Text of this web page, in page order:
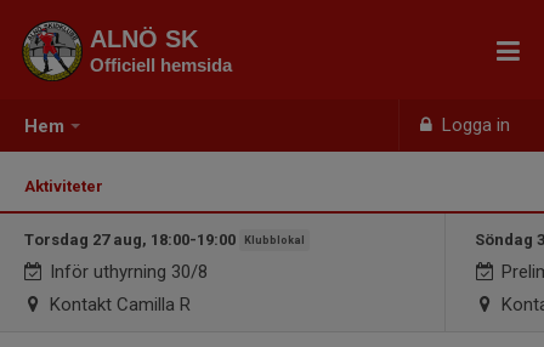
Hem Logga in
ALNÖ SK
Officiell hemsida
Aktiviteter
Torsdag 27 aug, 18:00-19:00 Klubblokal
Inför uthyrning 30/8
Kontakt Camilla R
Söndag